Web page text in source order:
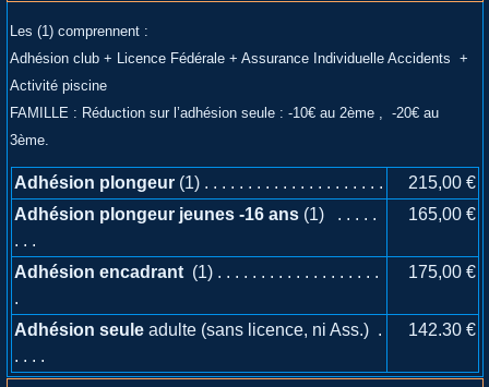
Les (1) comprennent :
Adhésion club + Licence Fédérale + Assurance Individuelle Accidents +
Activité piscine
FAMILLE : Réduction sur l’adhésion seule : -10€ au 2ème , -20€ au
3ème.
Adhésion plongeur(1) . . . . . . . . . . . . . . . . . . . . .
215,00 €
Adhésion plongeur jeunes -16 ans (1) . . . . .
. . .
165,00 €
Adhésion encadrant (1) . . . . . . . . . . . . . . . . . . .
.
175,00 €
Adhésion seuleadulte (sans licence, ni Ass.) .
. . . .
142.30 €